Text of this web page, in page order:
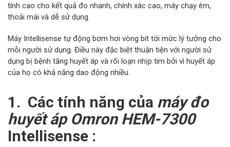
tính cao cho kết quả đo nhanh, chính xác cao, máy chạy êm,
thoải mái và dễ sử dụng.
Máy Intellisense tự động bơm hơi vòng bít tới mức lý tưởng cho
mỗi người sử dụng. Điều này đặc biệt thuận tiện với người sử
dụng bị bệnh tăng huyết áp và rối loạn nhịp tim bởi vì huyết áp
của họ có khả năng dao động nhiều.
1. Các tính năng của máy đo
huyết áp Omron HEM-7300
Intellisense :